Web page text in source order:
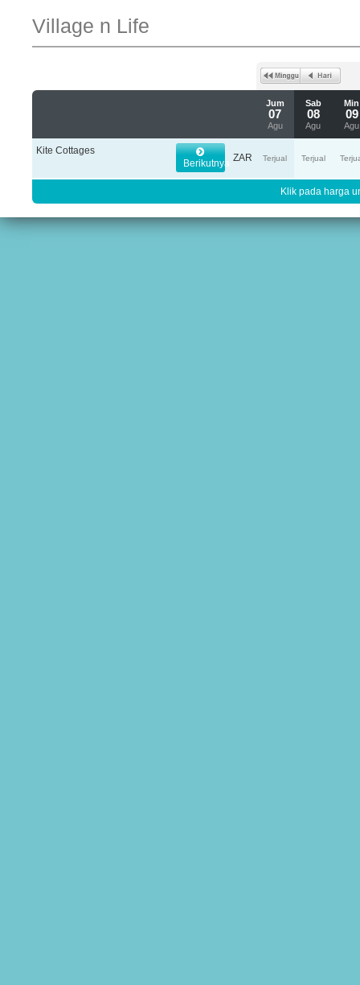
Village n Life
Jum
07
Agu
Sab
08
Agu
Min
09
Agu
Kite Cottages
Berikutnya ZAR Terjual Terjual
Klik pada harga